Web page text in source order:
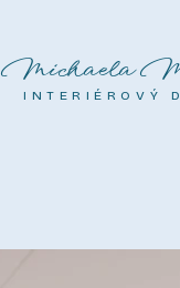
Michaela
INTERIÉROVÝ